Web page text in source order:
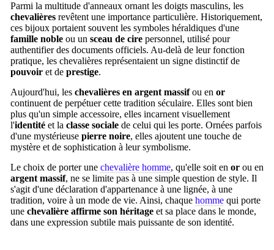
Parmi la multitude d'anneaux ornant les doigts masculins, les
chevalières revêtent une importance particulière. Historiquement,
ces bijoux portaient souvent les symboles héraldiques d'une
famille noble ou un sceau de cire personnel, utilisé pour
authentifier des documents officiels. Au-delà de leur fonction
pratique, les chevalières représentaient un signe distinctif de
pouvoir et de prestige.
Aujourd'hui, les chevalières en argent massifou en or
continuent de perpétuer cette tradition séculaire. Elles sont bien
plus qu'un simple accessoire, elles incarnent visuellement
l'identité et la classe sociale de celui qui les porte. Ornées parfois
d'une mystérieuse pierre noire, elles ajoutent une touche de
mystère et de sophistication à leur symbolisme.
Le choix de porter une chevalière homme, qu'elle soit en or ou en
argent massif, ne se limite pas à une simple question de style. Il
s'agit d'une déclaration d'appartenance à une lignée, à une
tradition, voire à un mode de vie. Ainsi, chaque homme qui porte
une chevalière affirme son héritage et sa place dans le monde,
dans une expression subtile mais puissante de son identité.